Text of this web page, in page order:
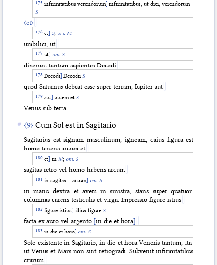
infirmitatibus verendorum] infirmitatibus, ut dixi, verendorum
S
〈et〉
et] S; om. M
umbilici, ut
ut] om. S
dixerunt tantum sapientes Decodi
Decodi] Decodii S
quod Saturnus debeat esse super terram, Iupiter aut
aut] autem et S
Venus sub terra.
〈9〉 Cum Sol est in Sagitario
Sagitarius est signum masculinum, igneum, cuius figura est
homo tenens arcum et
et] in M; om. S
sagitas retro vel homo habens arcum
in sagitas… arcum] om. S
in manu dextra et avem in sinistra, stans super quatuor
columnas carens testiculis et virga. Impressio figure istius
figure istius] illius figure S
facta ex auro vel argento [in die et hora]
in die et hora] om. S
Sole existente in Sagitario, in die et hora Veneris tantum, ita
ut Venus et Mars non sint retrogradi. Subvenit infirmitatibus
crurum